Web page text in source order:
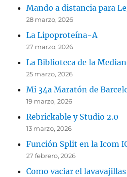
Mando a distancia para
28 marzo, 2026
La Lipoproteína-A
27 marzo, 2026
La Biblioteca de la
25 marzo, 2026
Mi 34a Maratón de
19 marzo, 2026
Rebrickable y Studio 2.0
13 marzo, 2026
Función Split en la Icom
27 febrero, 2026
Como vaciar el